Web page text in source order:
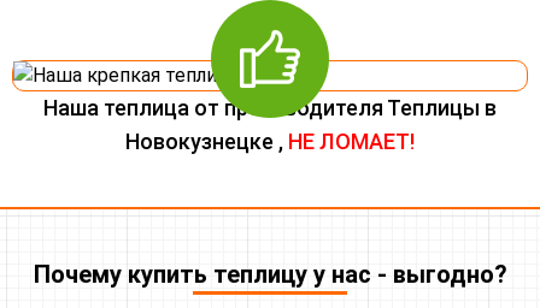
Наша теплица от производителя Теплицы в
Новокузнецке , НЕ ЛОМАЕТ!
Почему купить теплицу у нас - выгодно?